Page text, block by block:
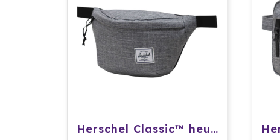
Herschel Classic™ heuptas